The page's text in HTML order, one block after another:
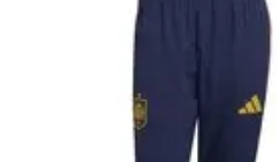
Consejos y EstrategiasConsejos de Aprendizaje
Educación Online
Formación en Español